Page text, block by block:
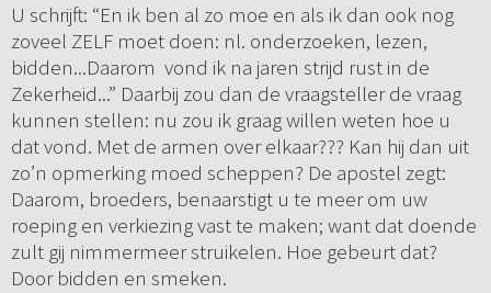
U schrijft: “En ik ben al zo moe en als ik dan ook nog
zoveel ZELF moet doen: nl. onderzoeken, lezen,
bidden...Daarom vond ik na jaren strijd rust in de
Zekerheid...” Daarbij zou dan de vraagsteller de vraag
kunnen stellen: nu zou ik graag willen weten hoe u
dat vond. Met de armen over elkaar??? Kan hij dan uit
zo’n opmerking moed scheppen? De apostel zegt:
Daarom, broeders, benaarstigt u te meer om uw
roeping en verkiezing vast te maken; want dat doende
zult gij nimmermeer struikelen. Hoe gebeurt dat?
Door bidden en smeken.